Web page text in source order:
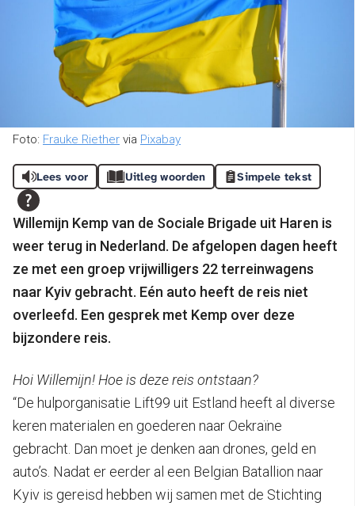
Foto: Frauke Riether via Pixabay
Lees voor Uitleg woorden Simpele tekst
Willemijn Kemp van de Sociale Brigade uit Haren is
weer terug in Nederland. De afgelopen dagen heeft
ze met een groep vrijwilligers 22 terreinwagens
naar Kyiv gebracht. Eén auto heeft de reis niet
overleefd. Een gesprek met Kemp over deze
bijzondere reis.
Hoi Willemijn! Hoe is deze reis ontstaan?
“De hulporganisatie Lift99 uit Estland heeft al diverse
keren materialen en goederen naar Oekraïne
gebracht. Dan moet je denken aan drones, geld en
auto’s. Nadat er eerder al een Belgian Batallion naar
Kyiv is gereisd hebben wij samen met de Stichting